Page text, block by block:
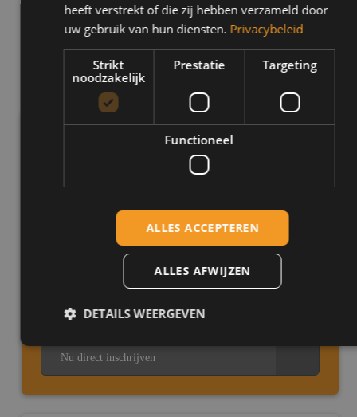
Vraag je proefles aan door hier te klikken.
Waarom inschrijven bij Marco Pas?
Schakel of automaat
Gezellige en bekwame instructeurs
Kies uit voordelige pakketten
Je krijgt persoonlijke begeleiding
Vaste instructeur
Nu direct inschrijven
heeft verstrekt of die zij hebben verzameld door
uw gebruik van hun diensten. Privacybeleid
Strikt
noodzakelijk
Prestatie Targeting
Functioneel
ALLES ACCEPTEREN
ALLES AFWIJZEN
DETAILS WEERGEVEN
Strikt noodzakelijk Prestatie
Targeting
Functioneel